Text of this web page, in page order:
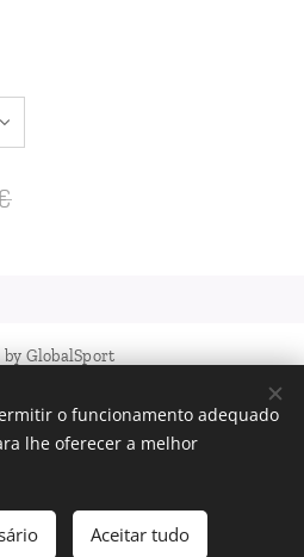
ao carrinho
by GlobalSport
Cookieso funcionamento adequado
lhe oferecer a melhor
Aceitar tudo